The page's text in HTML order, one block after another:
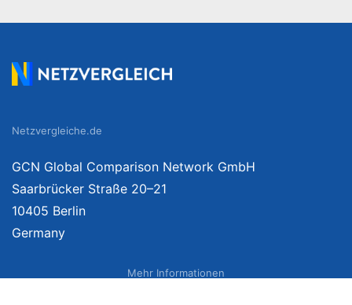
Netzvergleiche.de
GCN Global Comparison Network GmbH
Saarbrücker Straße 20–21
10405 Berlin
Germany
Mehr Informationen